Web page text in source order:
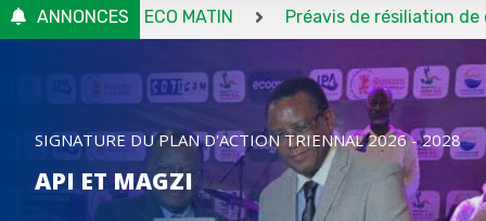
ANNONCES
Journal ECO MATIN Préavis de résiliation de
SIGNATURE DU PLAN D'ACTION TRIENNAL 2026 - 2028
API ET MAGZI